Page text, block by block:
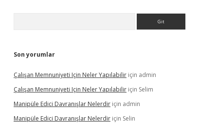
Son yorumlar
Çalışan Memnuniyeti Için Neler Yapılabilir için admin
Çalışan Memnuniyeti Için Neler Yapılabilir için Selim
Manipüle Edici Davranışlar Nelerdir için admin
Manipüle Edici Davranışlar Nelerdir için Selin